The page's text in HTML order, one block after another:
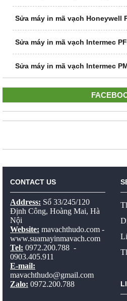
Sửa máy in mã vạch Honeywell
Sửa máy in mã vạch Intermec
Sửa máy in mã vạch Intermec
CONTACT US
Address: Số 33/245/120
Định Công, Hoàng Mai, Hà
Nội
Website: mavachthudo.com -
www.suamayinmavach.com
Tel: 0972.200.788 -
0903.405.911
E-mail:
mavachthudo@gmail.com
Zalo: 0972.200.788